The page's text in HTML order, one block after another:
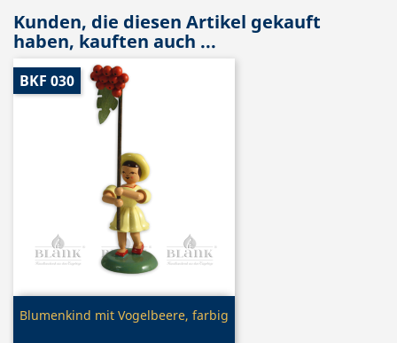
Kunden, die diesen Artikel gekauft
haben, kauften auch ...
Vorschau
Blumenkind mit Vogelbeere, farbig
BKF 030